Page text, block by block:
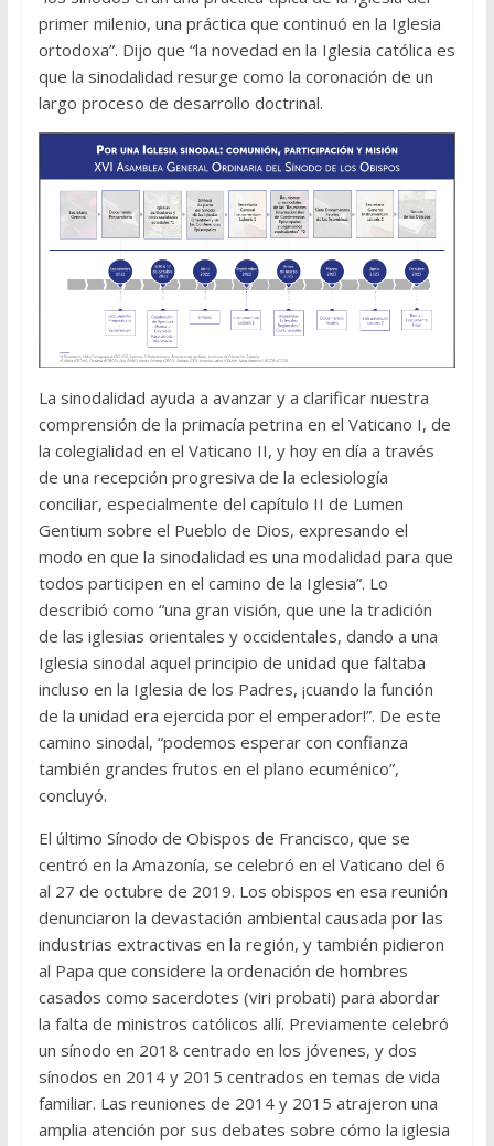
primer milenio, una práctica que continuó en la Iglesia
ortodoxa”. Dijo que “la novedad en la Iglesia católica es
que la sinodalidad resurge como la coronación de un
largo proceso de desarrollo doctrinal.
La sinodalidad ayuda a avanzar y a clarificar nuestra
comprensión de la primacía petrina en el Vaticano I, de
la colegialidad en el Vaticano II, y hoy en día a través
de una recepción progresiva de la eclesiología
conciliar, especialmente del capítulo II de Lumen
Gentium sobre el Pueblo de Dios, expresando el
modo en que la sinodalidad es una modalidad para que
todos participen en el camino de la Iglesia”. Lo
describió como “una gran visión, que une la tradición
de las iglesias orientales y occidentales, dando a una
Iglesia sinodal aquel principio de unidad que faltaba
incluso en la Iglesia de los Padres, ¡cuando la función
de la unidad era ejercida por el emperador!”. De este
camino sinodal, “podemos esperar con confianza
también grandes frutos en el plano ecuménico”,
concluyó.
El último Sínodo de Obispos de Francisco, que se
centró en la Amazonía, se celebró en el Vaticano del 6
al 27 de octubre de 2019. Los obispos en esa reunión
denunciaron la devastación ambiental causada por las
industrias extractivas en la región, y también pidieron
al Papa que considere la ordenación de hombres
casados como sacerdotes (viri probati) para abordar
la falta de ministros católicos allí. Previamente celebró
un sínodo en 2018 centrado en los jóvenes, y dos
sínodos en 2014 y 2015 centrados en temas de vida
familiar. Las reuniones de 2014 y 2015 atrajeron una
amplia atención por sus debates sobre cómo la iglesia